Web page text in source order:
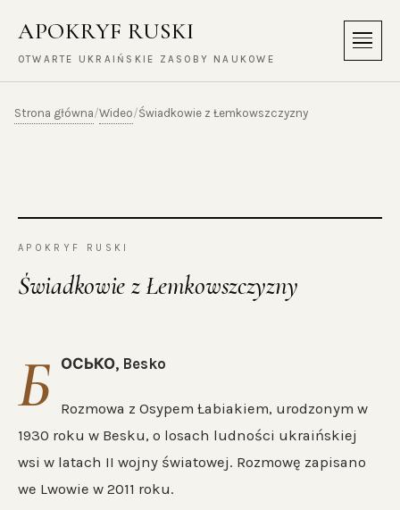
APOKRYF RUSKI
OTWARTE UKRAIŃSKIE ZASOBY NAUKOWE
Menu
Strona główna/Wideo/Świadkowie z Łemkowszczyzny
APOKRYF RUSKI
Świadkowie z Łemkowszczyzny
Б ОСЬКО, Besko
Rozmowa z Osypem Łabiakiem, urodzonym w
1930 roku w Besku, o losach ludności ukraińskiej
wsi w latach II wojny światowej. Rozmowę zapisano
we Lwowie w 2011 roku.